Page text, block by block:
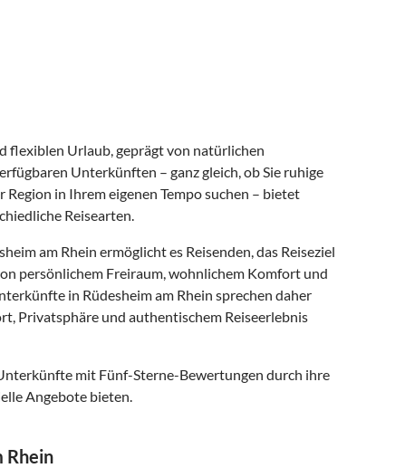
flexiblen Urlaub, geprägt von natürlichen
Unterkünften – ganz gleich, ob Sie ruhige
in Ihrem eigenen Tempo suchen – bietet
Reisearten.
am Rhein ermöglicht es Reisenden, das Reiseziel
persönlichem Freiraum, wohnlichem Komfort und
in Rüdesheim am Rhein sprechen daher
Privatsphäre und authentischem Reiseerlebnis
mit Fünf-Sterne-Bewertungen durch ihre
Angebote bieten.
Rhein